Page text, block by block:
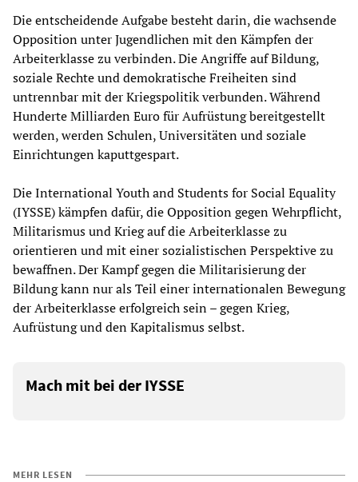
Die entscheidende Aufgabe besteht darin, die wachsende
Opposition unter Jugendlichen mit den Kämpfen der
Arbeiterklasse zu verbinden. Die Angriffe auf Bildung,
soziale Rechte und demokratische Freiheiten sind
untrennbar mit der Kriegspolitik verbunden. Während
Hunderte Milliarden Euro für Aufrüstung bereitgestellt
werden, werden Schulen, Universitäten und soziale
Einrichtungen kaputtgespart.
Die International Youth and Students for Social Equality
(IYSSE) kämpfen dafür, die Opposition gegen Wehrpflicht,
Militarismus und Krieg auf die Arbeiterklasse zu
orientieren und mit einer sozialistischen Perspektive zu
bewaffnen. Der Kampf gegen die Militarisierung der
Bildung kann nur als Teil einer internationalen Bewegung
der Arbeiterklasse erfolgreich sein – gegen Krieg,
Aufrüstung und den Kapitalismus selbst.
Mach mit bei der IYSSE
MEHR LESEN